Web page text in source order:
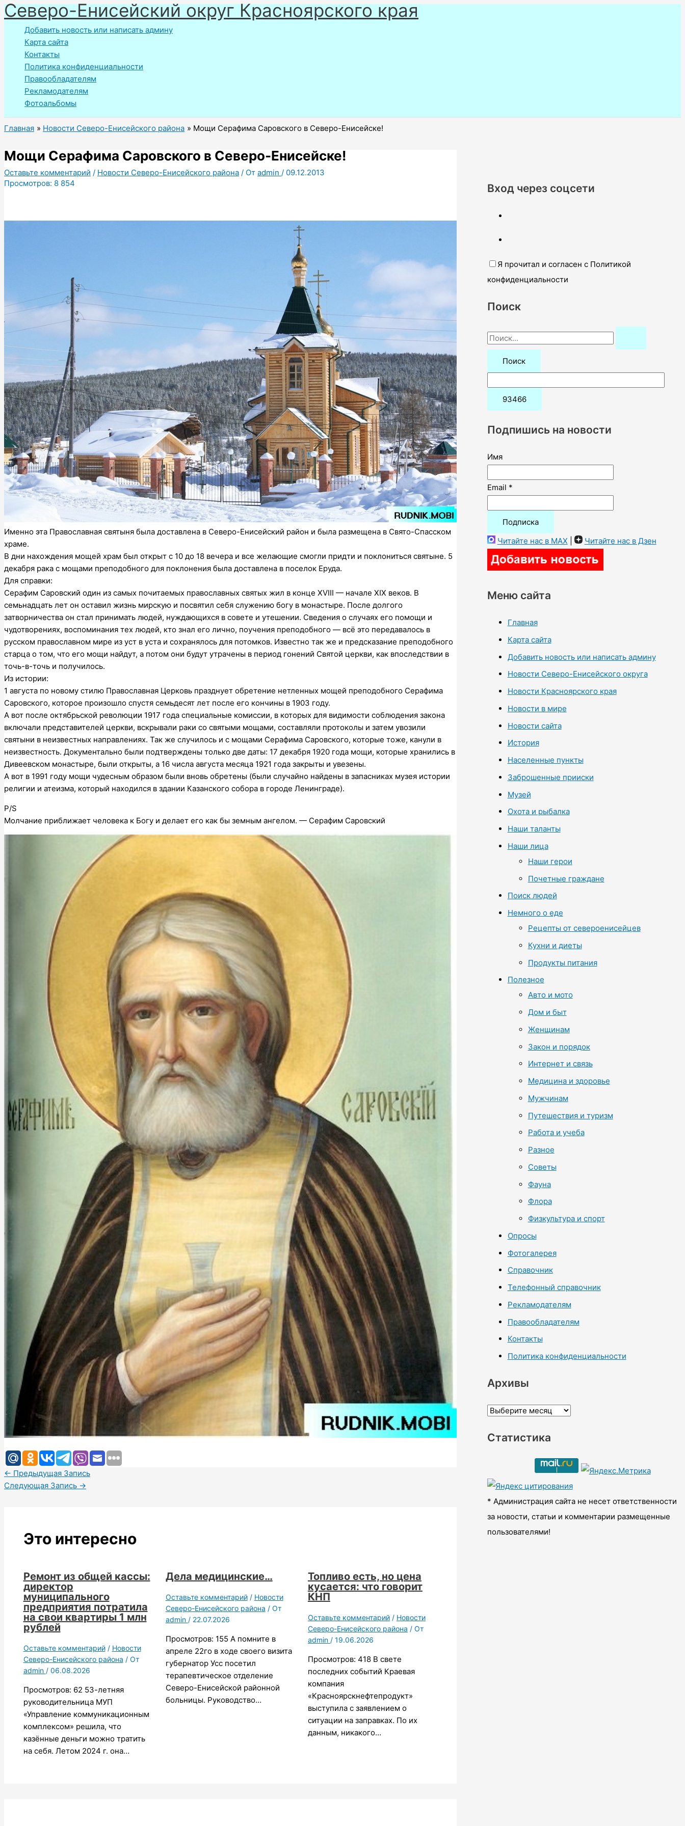
Перейти
к
содержимому
Северо-Енисейский округ Красноярского края
Добавить новость или написать админу
Карта сайта
Контакты
Политика конфиденциальности
Правообладателям
Рекламодателям
Фотоальбомы
Главная Новости Северо-Енисейского района Мощи Серафима Саровского в Северо-Енисейске!
Мощи Серафима Саровского в Северо-Енисейске!
Оставьте комментарий / Новости Северо-Енисейского района / От admin / 09.12.2013
Просмотров: 8 854
Именно эта Православная святыня была доставлена в Северо-Енисейский район и была размещена в Свято-Спасском
храме.
В дни нахождения мощей храм был открыт с 10 до 18 вечера и все желающие смогли придти и поклониться святыне. 5
декабря рака с мощами преподобного для поклонения была доставлена в поселок Еруда.
Для справки:
Серафим Саровский один из самых почитаемых православных святых жил в конце XVIII — начале XIX веков. В
семьнадцать лет он оставил жизнь мирскую и посвятил себя служению богу в монастыре. После долгого
затворничества он стал принимать людей, нуждающихся в совете и утешении. Сведения о случаях его помощи и
чудотворениях, воспоминания тех людей, кто знал его лично, поучения преподобного — всё это передавалось в
русском православном мире из уст в уста и сохранялось для потомков. Известно так же и предсказание преподобного
старца о том, что его мощи найдут, а потом они будут утрачены в период гонений Святой церкви, как впоследствии в
точь-в-точь и получилось.
Из истории:
1 августа по новому стилю Православная Церковь празднует обретение нетленных мощей преподобного Серафима
Саровского, которое произошло спустя семьдесят лет после его кончины в 1903 году.
А вот после октябрьской революции 1917 года специальные комиссии, в которых для видимости соблюдения закона
включали представителей церкви, вскрывали раки со святыми мощами, составляли протоколы и затем увозили
святыни в неизвестных направлениях. Так же случилось и с мощами Серафима Саровского, которые тоже, канули в
неизвестность. Документально были подтверждены только две даты: 17 декабря 1920 года мощи, которые хранились в
Дивеевском монастыре, были открыты, а 16 числа августа месяца 1921 года закрыты и увезены.
А вот в 1991 году мощи чудесным образом были вновь обретены (были случайно найдены в запасниках музея истории
религии и атеизма, который находился в здании Казанского собора в городе Ленинграде).
P/S
Молчание приближает человека к Богу и делает его как бы земным ангелом. — Серафим Саровский
← Предыдущая Запись
Следующая Запись →
Это интересно
Ремонт из общей кассы:
директор
муниципального
предприятия потратила
на свои квартиры 1 млн
рублей
Оставьте комментарий / Новости
Северо-Енисейского района / От
admin / 06.08.2026
Просмотров: 62 53-летняя
руководительница МУП
«Управление коммуникационным
комплексом» решила, что
казённые деньги можно тратить
на себя. Летом 2024 г. она…
Дела медицинские…
Оставьте комментарий / Новости
Северо-Енисейского района / От
admin / 22.07.2026
Просмотров: 155 А помните в
апреле 22го в ходе своего визита
губернатор Усс посетил
терапевтическое отделение
Северо-Енисейской районной
больницы. Руководство…
Топливо есть, но цена
кусается: что говорит
КНП
Оставьте комментарий / Новости
Северо-Енисейского района / От
admin / 19.06.2026
Просмотров: 418 В свете
последних событий Краевая
компания
«Красноярскнефтепродукт»
выступила с заявлением о
ситуации на заправках. По их
данным, никакого…
Вход через соцсети
Я прочитал и согласен с Политикой
конфиденциальности
Поиск
П
о
:
Подпишись на новости
Имя
Email *
Читайте нас в MAX Читайте нас в Дзен
Меню сайта
Главная
Карта сайта
Добавить новость или написать админу
Новости Северо-Енисейского округа
Новости Красноярского края
Новости в мире
Новости сайта
История
Населенные пункты
Заброшенные прииски
Музей
Охота и рыбалка
Наши таланты
Наши лица
Наши герои
Почетные граждане
Поиск людей
Немного о еде
Рецепты от североенисейцев
Кухни и диеты
Продукты питания
Полезное
Авто и мото
Дом и быт
Женщинам
Закон и порядок
Интернет и связь
Медицина и здоровье
Мужчинам
Путешествия и туризм
Работа и учеба
Разное
Советы
Фауна
Флора
Физкультура и спорт
Опросы
Фотогалерея
Справочник
Телефонный справочник
Рекламодателям
Правообладателям
Контакты
Политика конфиденциальности
Архивы
А
х
ы
Статистика
* Администрация сайта не несет ответственности
за новости, статьи и комментарии размещенные
пользователями!